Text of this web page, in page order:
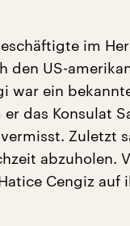
im
den US-
war ein
er das Konsulat
Zuletzt
abzuholen.
Cengiz auf